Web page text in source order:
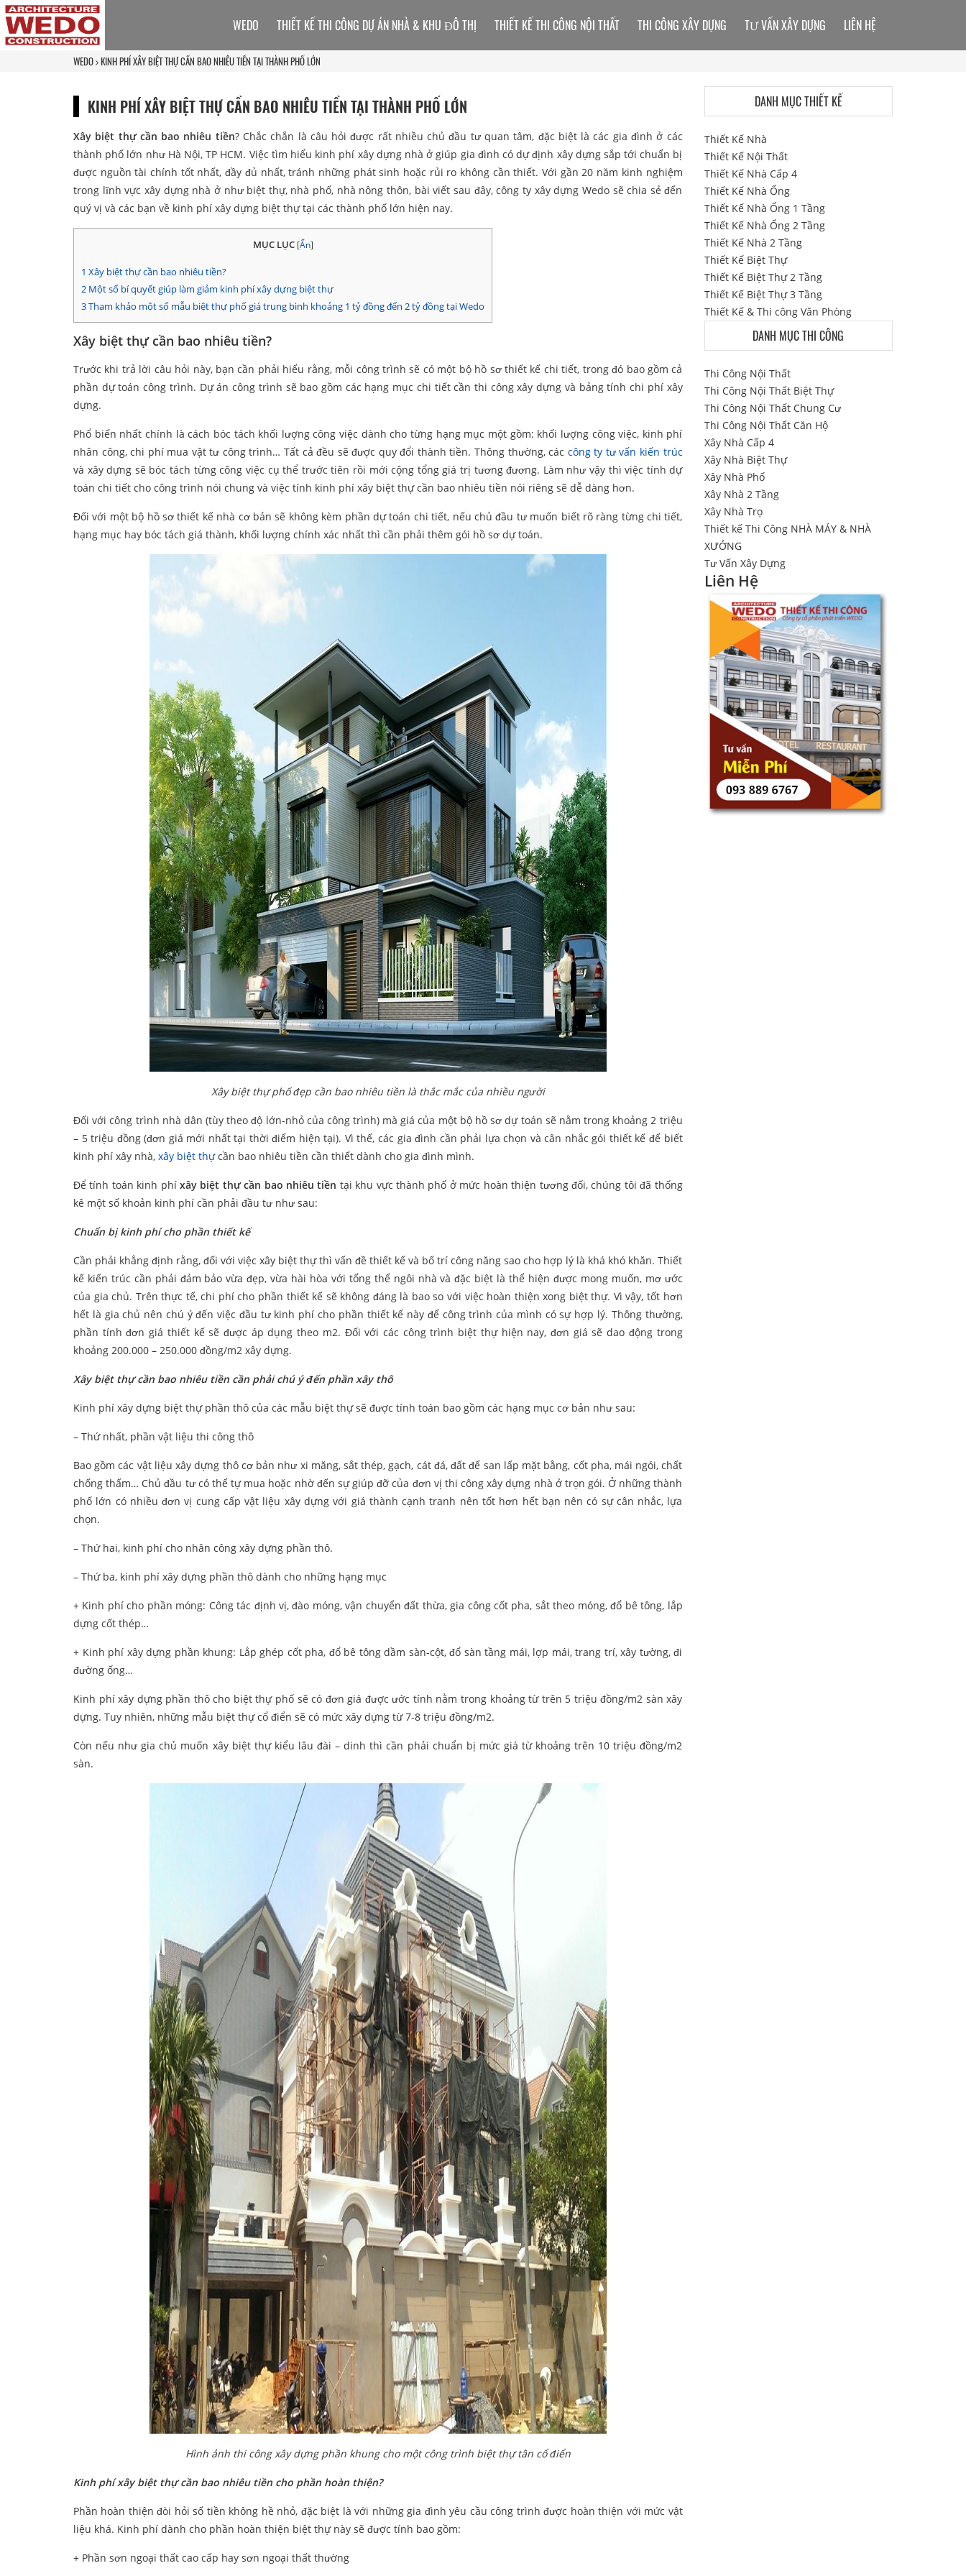
WEDO KINH PHÍ XÂY BIỆT THỰ CẦN BAO NHIÊU TIỀN TẠI THÀNH PHỐ LỚN
KINH PHÍ XÂY BIỆT THỰ CẦN BAO NHIÊU TIỀN TẠI THÀNH PHỐ LỚN
Xây biệt thự cần bao nhiêu tiền? Chắc chắn là câu hỏi được rất nhiều chủ đầu tư quan tâm, đặc biệt là các gia đình ở các
thành phố lớn như Hà Nội, TP HCM. Việc tìm hiểu kinh phí xây dựng nhà ở giúp gia đình có dự định xây dựng sắp tới chuẩn bị
được nguồn tài chính tốt nhất, đầy đủ nhất, tránh những phát sinh hoặc rủi ro không cần thiết. Với gần 20 năm kinh nghiệm
trong lĩnh vực xây dựng nhà ở như biệt thự, nhà phố, nhà nông thôn, bài viết sau đây, công ty xây dựng Wedo sẽ chia sẻ đến
quý vị và các bạn về kinh phí xây dựng biệt thự tại các thành phố lớn hiện nay.
MỤC LỤC [Ẩn]
1 Xây biệt thự cần bao nhiêu tiền?
2 Một số bí quyết giúp làm giảm kinh phí xây dựng biệt thự
3Tham khảo một số mẫu biệt thự phố giá trung bình khoảng 1 tỷ đồng đến 2 tỷ đồng tại Wedo
Xây biệt thự cần bao nhiêu tiền?
Trước khi trả lời câu hỏi này, bạn cần phải hiểu rằng, mỗi công trình sẽ có một bộ hồ sơ thiết kế chi tiết, trong đó bao gồm cả
phần dự toán công trình. Dự án công trình sẽ bao gồm các hạng mục chi tiết cần thi công xây dựng và bảng tính chi phí xây
dựng.
Phổ biến nhất chính là cách bóc tách khối lượng công việc dành cho từng hạng mục một gồm: khối lượng công việc, kinh phí
nhân công, chi phí mua vật tư công trình… Tất cả đều sẽ được quy đổi thành tiền. Thông thường, các công ty tư vấn kiến trúc
và xây dựng sẽ bóc tách từng công việc cụ thể trước tiên rồi mới cộng tổng giá trị tương đương. Làm như vậy thì việc tính dự
toán chi tiết cho công trình nói chung và việc tính kinh phí xây biệt thự cần bao nhiêu tiền nói riêng sẽ dễ dàng hơn.
Đối với một bộ hồ sơ thiết kế nhà cơ bản sẽ không kèm phần dự toán chi tiết, nếu chủ đầu tư muốn biết rõ ràng từng chi tiết,
hạng mục hay bóc tách giá thành, khối lượng chính xác nhất thì cần phải thêm gói hồ sơ dự toán.
Xây biệt thự phố đẹp cần bao nhiêu tiền là thắc mắc của nhiều người
Đối với công trình nhà dân (tùy theo độ lớn-nhỏ của công trình) mà giá của một bộ hồ sơ dự toán sẽ nằm trong khoảng 2 triệu
– 5 triệu đồng (đơn giá mới nhất tại thời điểm hiện tại). Vì thế, các gia đình cần phải lựa chọn và cân nhắc gói thiết kế để biết
kinh phí xây nhà, xây biệt thựcần bao nhiêu tiền cần thiết dành cho gia đình mình.
Để tính toán kinh phíxây biệt thự cần bao nhiêu tiền tại khu vực thành phố ở mức hoàn thiện tương đối, chúng tôi đã thống
kê một số khoản kinh phí cần phải đầu tư như sau:
Chuẩn bị kinh phí cho phần thiết kế
Cần phải khẳng định rằng, đối với việc xây biệt thự thì vấn đề thiết kế và bố trí công năng sao cho hợp lý là khá khó khăn. Thiết
kế kiến trúc cần phải đảm bảo vừa đẹp, vừa hài hòa với tổng thể ngôi nhà và đặc biệt là thể hiện được mong muốn, mơ ước
của gia chủ. Trên thực tế, chi phí cho phần thiết kế sẽ không đáng là bao so với việc hoàn thiện xong biệt thự. Vì vậy, tốt hơn
hết là gia chủ nên chú ý đến việc đầu tư kinh phí cho phần thiết kế này để công trình của mình có sự hợp lý. Thông thường,
phần tính đơn giá thiết kế sẽ được áp dụng theo m2. Đối với các công trình biệt thự hiện nay, đơn giá sẽ dao động trong
khoảng 200.000 – 250.000 đồng/m2 xây dựng.
Xây biệt thự cần bao nhiêu tiền cần phải chú ý đến phần xây thô
Kinh phí xây dựng biệt thự phần thô của các mẫu biệt thự sẽ được tính toán bao gồm các hạng mục cơ bản như sau:
– Thứ nhất, phần vật liệu thi công thô
Bao gồm các vật liệu xây dựng thô cơ bản như xi măng, sắt thép, gạch, cát đá, đất để san lấp mặt bằng, cốt pha, mái ngói, chất
chống thấm… Chủ đầu tư có thể tự mua hoặc nhờ đến sự giúp đỡ của đơn vị thi công xây dựng nhà ở trọn gói. Ở những thành
phố lớn có nhiều đơn vị cung cấp vật liệu xây dựng với giá thành cạnh tranh nên tốt hơn hết bạn nên có sự cân nhắc, lựa
chọn.
– Thứ hai, kinh phí cho nhân công xây dựng phần thô.
– Thứ ba, kinh phí xây dựng phần thô dành cho những hạng mục
+ Kinh phí cho phần móng: Công tác định vị, đào móng, vận chuyển đất thừa, gia công cốt pha, sắt theo móng, đổ bê tông, lắp
dựng cốt thép…
+ Kinh phí xây dựng phần khung: Lắp ghép cốt pha, đổ bê tông dầm sàn-cột, đổ sàn tầng mái, lợp mái, trang trí, xây tường, đi
đường ống…
Kinh phí xây dựng phần thô cho biệt thự phố sẽ có đơn giá được ước tính nằm trong khoảng từ trên 5 triệu đồng/m2 sàn xây
dựng. Tuy nhiên, những mẫu biệt thự cổ điển sẽ có mức xây dựng từ 7-8 triệu đồng/m2.
Còn nếu như gia chủ muốn xây biệt thự kiểu lâu đài – dinh thì cần phải chuẩn bị mức giá từ khoảng trên 10 triệu đồng/m2
sàn.
Hình ảnh thi công xây dựng phần khung cho một công trình biệt thự tân cổ điển
Kinh phí xây biệt thự cần bao nhiêu tiền cho phần hoàn thiện?
Phần hoàn thiện đòi hỏi số tiền không hề nhỏ, đặc biệt là với những gia đình yêu cầu công trình được hoàn thiện với mức vật
liệu khá. Kinh phí dành cho phần hoàn thiện biệt thự này sẽ được tính bao gồm:
+ Phần sơn ngoại thất cao cấp hay sơn ngoại thất thường
WEDO THIẾT KẾ THI CÔNG DỰ ÁN NHÀ & KHU ĐÔ THỊ THIẾT KẾ THI CÔNG NỘI THẤT THI CÔNG XÂY DỰNG TƯ VẤN XÂY DỰNG LIÊN HỆ
DANH MỤC THIẾT KẾ
Thiết Kế Nhà
Thiết Kế Nội Thất
Thiết Kế Nhà Cấp 4
Thiết Kế Nhà Ống
Thiết Kế Nhà Ống 1 Tầng
Thiết Kế Nhà Ống 2 Tầng
Thiết Kế Nhà 2 Tầng
Thiết Kế Biệt Thự
Thiết Kế Biệt Thự 2 Tầng
Thiết Kế Biệt Thự 3 Tầng
Thiết Kế & Thi công Văn Phòng
DANH MỤC THI CÔNG
Thi Công Nội Thất
Thi Công Nội Thất Biệt Thự
Thi Công Nội Thất Chung Cư
Thi Công Nội Thất Căn Hộ
Xây Nhà Cấp 4
Xây Nhà Biệt Thự
Xây Nhà Phố
Xây Nhà 2 Tầng
Xây Nhà Trọ
Thiết kế Thi Công NHÀ MÁY & NHÀ
XƯỞNG
Tư Vấn Xây Dựng
Liên Hệ